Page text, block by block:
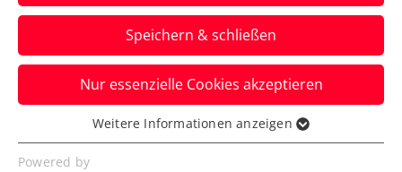
im Finale gestoppt
Wie letzte Woche in Villach verpasst das
ÖTV-Talent beim ITF-Jugendturnier in St.
Pölten nur knapp den Titel.
Verfasst von: Presseaussendung / Redaktion, 11.05.2025
Speichern & schließen
Nur essenzielle Cookies akzeptieren
Essenziell
Essenzielle Cookies werden für grundlegende
Weitere Informationen anzeigen
Powered by